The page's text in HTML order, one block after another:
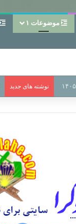
موضوعات ۱
نوشته های جدید